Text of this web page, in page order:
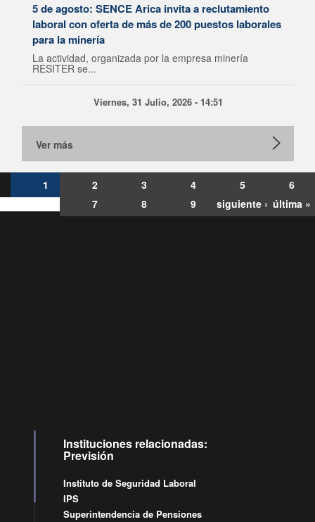
5 de agosto: SENCE Arica invita a reclutamiento
laboral con oferta de más de 200 puestos laborales
para la minería
La actividad, organizada por la empresa minería
RESITER se...
Viernes, 31 Julio, 2026 - 14:51
Ver más
1 2 3 4 5
6
7
8 9 siguiente › última »
Instituciones relacionadas:
Previsión
Instituto de Seguridad Laboral
IPS
Superintendencia de Pensiones